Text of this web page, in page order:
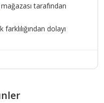
mağazası tarafından
dolayı